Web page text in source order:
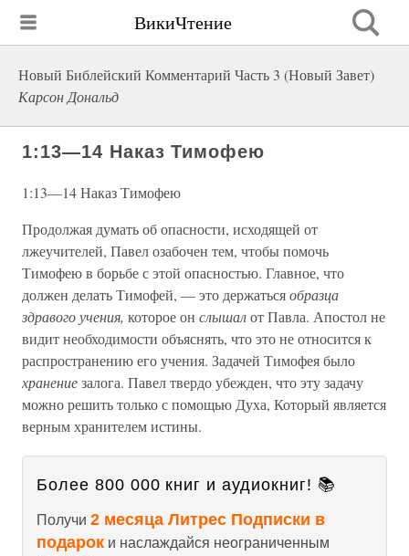
ВикиЧтение
Новый Библейский Комментарий Часть 3 (Новый Завет)
Карсон Дональд
1:13—14 Наказ Тимофею
1:13—14 Наказ Тимофею
Продолжая думать об опасности, исходящей от
лжеучителей, Павел озабочен тем, чтобы помочь
Тимофею в борьбе с этой опасностью. Главное, что
должен делать Тимофей, — это держатьсяобразца
здравого учения, которое он слышалот Павла. Апостол не
видит необходимости объяснять, что это не относится к
распространению его учения. Задачей Тимофея было
хранениезалога. Павел твердо убежден, что эту задачу
можно решить только с помощью Духа, Который является
верным хранителем истины.
Более 800 000 книг и аудиокниг! 📚
Получи 2 месяца Литрес Подписки в
подарок и наслаждайся неограниченным